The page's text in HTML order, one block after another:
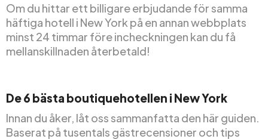
Om du hittar ett billigare erbjudande för samma
häftiga hotell i New York på en annan webbplats
minst 24 timmar före incheckningen kan du få
mellanskillnaden återbetald!
De 6 bästa boutiquehotellen i New York
Innan du åker, låt oss sammanfatta den här guiden.
Baserat på tusentals gästrecensioner och tips